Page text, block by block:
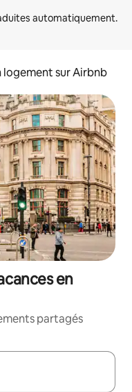
sur Airbnb
en
partagés
les flèches vers le